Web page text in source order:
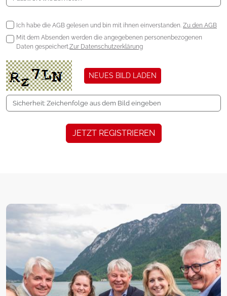
Ich habe die AGB gelesen und bin mit ihnen einverstanden. Zu den AGB
Mit dem Absenden werden die angegebenen personenbezogenen
Daten gespeichert.Zur Datenschutzerklärung
NEUES BILD LADEN
JETZT REGISTRIEREN